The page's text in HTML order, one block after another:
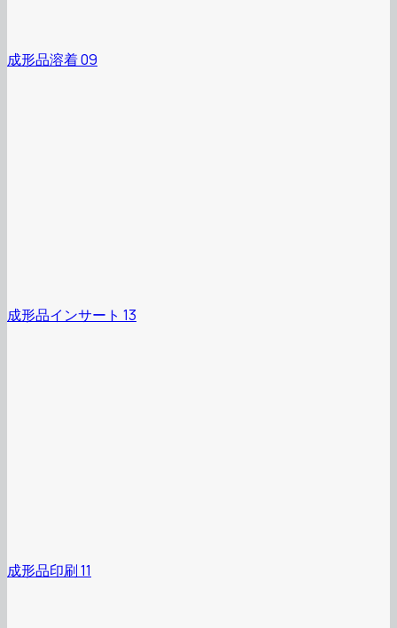
成形品溶着 09
成形品インサート 13
成形品印刷 11